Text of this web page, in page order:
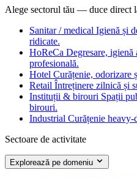
Alege sectorul tău — duce direct
Sanitar / medical Igienă și
ridicate.
HoReCa Degresare, igienă
profesională.
Hotel Curățenie, odorizare
Retail Întreținere zilnică și
Instituții & birouri Spații
birouri.
Industrial Curățenie heavy-
Sectoare de activitate
Explorează pe domeniu